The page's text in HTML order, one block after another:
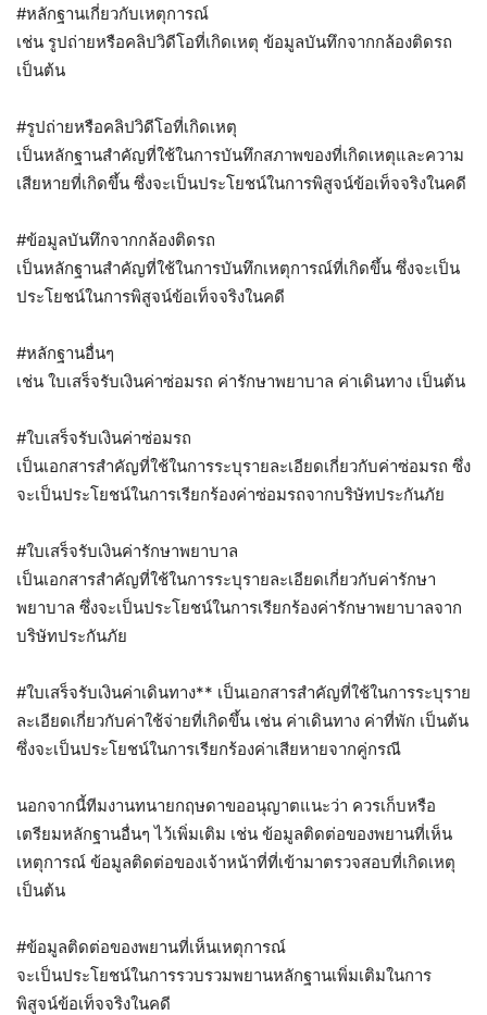
#หลักฐานเกี่ยวกับเหตุการณ์
เช่น รูปถ่ายหรือคลิปวิดีโอที่เกิดเหตุ ข้อมูลบันทึกจากกล้องติดรถ
เป็นต้น
#รูปถ่ายหรือคลิปวิดีโอที่เกิดเหตุ
เป็นหลักฐานสำคัญที่ใช้ในการบันทึกสภาพของที่เกิดเหตุและความ
เสียหายที่เกิดขึ้น ซึ่งจะเป็นประโยชน์ในการพิสูจน์ข้อเท็จจริงในคดี
#ข้อมูลบันทึกจากกล้องติดรถ
เป็นหลักฐานสำคัญที่ใช้ในการบันทึกเหตุการณ์ที่เกิดขึ้น ซึ่งจะเป็น
ประโยชน์ในการพิสูจน์ข้อเท็จจริงในคดี
#หลักฐานอื่นๆ
เช่น ใบเสร็จรับเงินค่าซ่อมรถ ค่ารักษาพยาบาล ค่าเดินทาง เป็นต้น
#ใบเสร็จรับเงินค่าซ่อมรถ
เป็นเอกสารสำคัญที่ใช้ในการระบุรายละเอียดเกี่ยวกับค่าซ่อมรถ ซึ่ง
จะเป็นประโยชน์ในการเรียกร้องค่าซ่อมรถจากบริษัทประกันภัย
#ใบเสร็จรับเงินค่ารักษาพยาบาล
เป็นเอกสารสำคัญที่ใช้ในการระบุรายละเอียดเกี่ยวกับค่ารักษา
พยาบาล ซึ่งจะเป็นประโยชน์ในการเรียกร้องค่ารักษาพยาบาลจาก
บริษัทประกันภัย
#ใบเสร็จรับเงินค่าเดินทาง** เป็นเอกสารสำคัญที่ใช้ในการระบุราย
ละเอียดเกี่ยวกับค่าใช้จ่ายที่เกิดขึ้น เช่น ค่าเดินทาง ค่าที่พัก เป็นต้น
ซึ่งจะเป็นประโยชน์ในการเรียกร้องค่าเสียหายจากคู่กรณี
นอกจากนี้ทีมงานทนายกฤษดาขออนุญาตแนะว่า ควรเก็บหรือ
เตรียมหลักฐานอื่นๆ ไว้เพิ่มเติม เช่น ข้อมูลติดต่อของพยานที่เห็น
เหตุการณ์ ข้อมูลติดต่อของเจ้าหน้าที่ที่เข้ามาตรวจสอบที่เกิดเหตุ
เป็นต้น
#ข้อมูลติดต่อของพยานที่เห็นเหตุการณ์
จะเป็นประโยชน์ในการรวบรวมพยานหลักฐานเพิ่มเติมในการ
พิสูจน์ข้อเท็จจริงในคดี